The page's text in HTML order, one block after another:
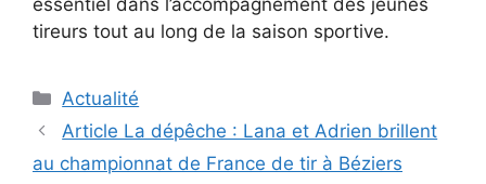
essentiel dans l’accompagnement des jeunes
tireurs tout au long de la saison sportive.
Catégories
Actualité
Navigation
des
Article La dépêche : Lana et Adrien brillent
au championnat de France de tir à Béziers